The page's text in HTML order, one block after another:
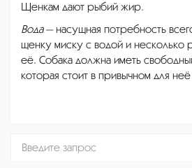
Щенкам дают рыбий жир.
Вода— насущная потребность
щенку миску с водой и несколько
её. Собака должна иметь
которая стоит в привычном для